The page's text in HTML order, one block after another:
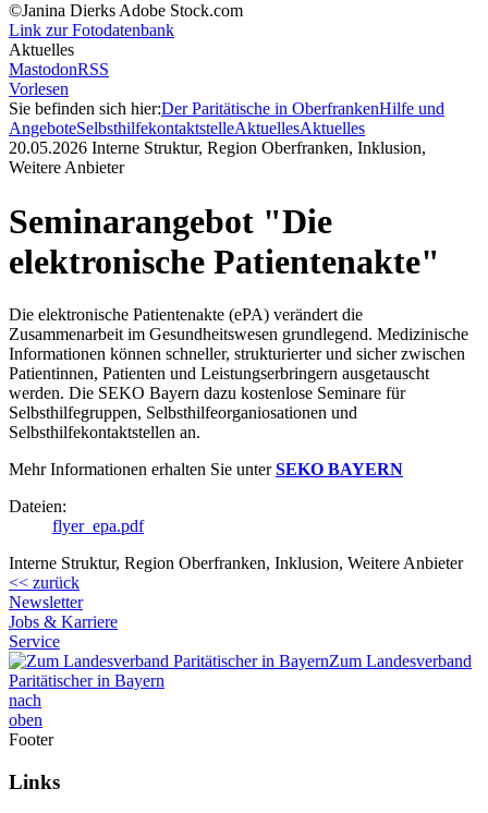
©Janina Dierks Adobe Stock.com
Link zur Fotodatenbank
Aktuelles
MastodonRSS
Vorlesen
Sie befinden sich hier:Der Paritätische in OberfrankenHilfe und
AngeboteSelbsthilfekontaktstelleAktuellesAktuelles
20.05.2026 Interne Struktur, Region Oberfranken, Inklusion,
Weitere Anbieter
Seminarangebot "Die
elektronische Patientenakte"
Die elektronische Patientenakte (ePA) verändert die
Zusammenarbeit im Gesundheitswesen grundlegend. Medizinische
Informationen können schneller, strukturierter und sicher zwischen
Patientinnen, Patienten und Leistungserbringern ausgetauscht
werden. Die SEKO Bayern dazu kostenlose Seminare für
Selbsthilfegruppen, Selbsthilfeorganiosationen und
Selbsthilfekontaktstellen an.
Mehr Informationen erhalten Sie unterSEKO BAYERN
Dateien:
flyer_epa.pdf
Interne Struktur, Region Oberfranken, Inklusion, Weitere Anbieter
<< zurück
Newsletter
Jobs & Karriere
Service
Zum Landesverband
Paritätischer in Bayern
nach
oben
Footer
Links